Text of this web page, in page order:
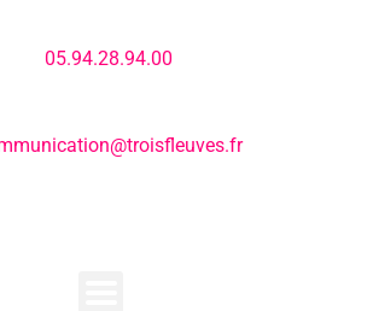
05.94.28.94.00